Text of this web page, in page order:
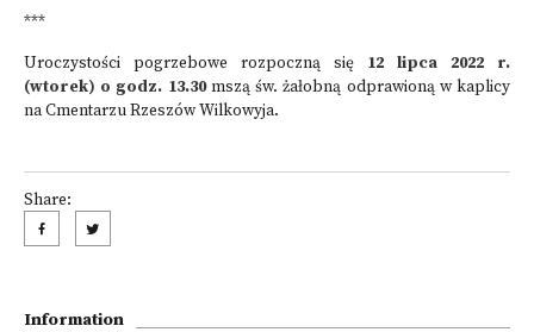
***
Uroczystości pogrzebowe rozpoczną się 12 lipca 2022 r.
(wtorek) o godz. 13.30mszą św. żałobną odprawioną w kaplicy
na Cmentarzu Rzeszów Wilkowyja.
Share:
Information